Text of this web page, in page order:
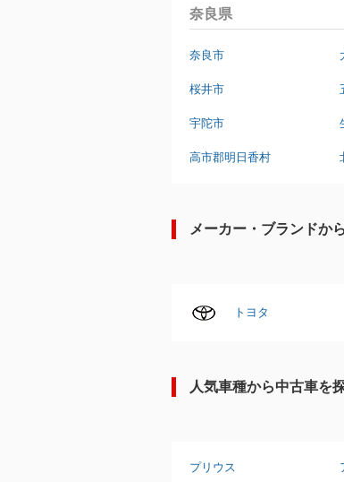
奈良県
奈良市
桜井市
宇陀市
高市郡明日香村
メーカー・ブランドか
トヨタ
人気車種から中古車を
プリウス